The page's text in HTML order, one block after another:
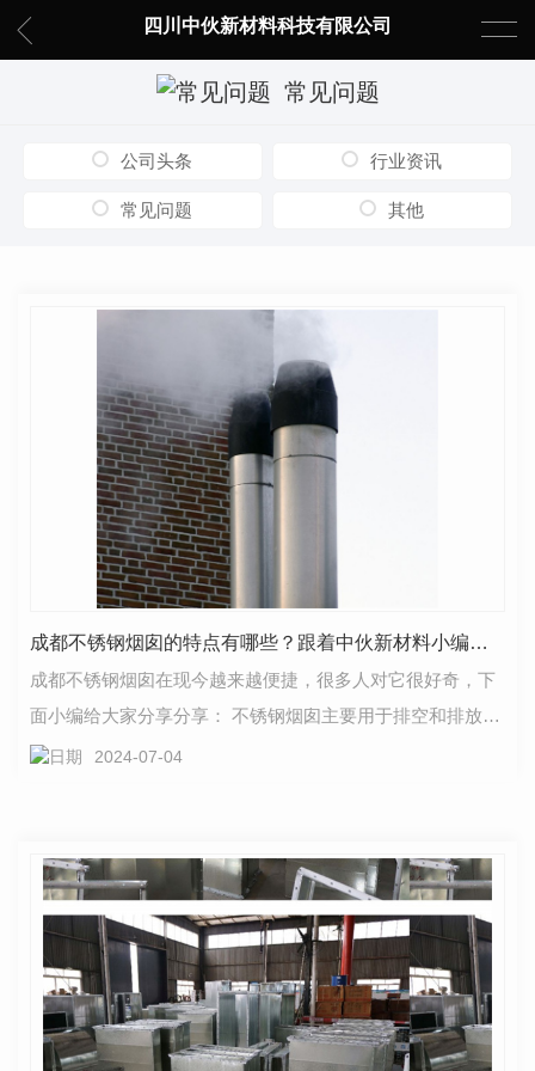
四川中伙新材料科技有限公司
常见问题
公司头条 行业资讯
常见问题 其他
成都不锈钢烟囱的特点有哪些？跟着中伙新材料小编来看看
成都不锈钢烟囱在现今越来越便捷，很多人对它很好奇，下
面小编给大家分享分享： 不锈钢烟囱主要用于排空和排放烟
气、废气、废气、粉尘等。锅炉气体的排放;餐厅厨房…
2024-07-04